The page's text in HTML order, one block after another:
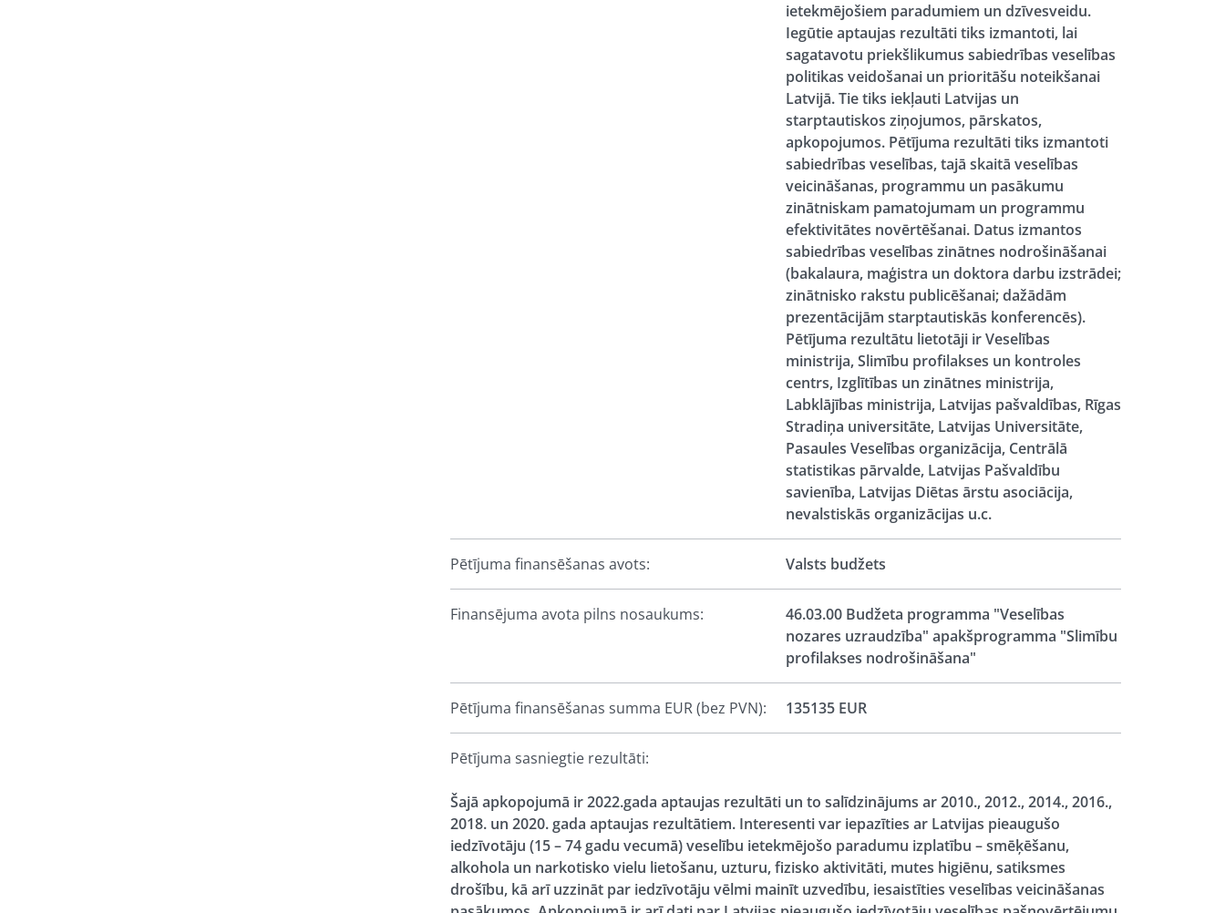
ietekmējošiem paradumiem un dzīvesveidu.
Iegūtie aptaujas rezultāti tiks izmantoti, lai
sagatavotu priekšlikumus sabiedrības veselības
politikas veidošanai un prioritāšu noteikšanai
Latvijā. Tie tiks iekļauti Latvijas un
starptautiskos ziņojumos, pārskatos,
apkopojumos. Pētījuma rezultāti tiks izmantoti
sabiedrības veselības, tajā skaitā veselības
veicināšanas, programmu un pasākumu
zinātniskam pamatojumam un programmu
efektivitātes novērtēšanai. Datus izmantos
sabiedrības veselības zinātnes nodrošināšanai
(bakalaura, maģistra un doktora darbu izstrādei;
zinātnisko rakstu publicēšanai; dažādām
prezentācijām starptautiskās konferencēs).
Pētījuma rezultātu lietotāji ir Veselības
ministrija, Slimību profilakses un kontroles
centrs, Izglītības un zinātnes ministrija,
Labklājības ministrija, Latvijas pašvaldības, Rīgas
Stradiņa universitāte, Latvijas Universitāte,
Pasaules Veselības organizācija, Centrālā
statistikas pārvalde, Latvijas Pašvaldību
savienība, Latvijas Diētas ārstu asociācija,
nevalstiskās organizācijas u.c.
Pētījuma finansēšanas avots: Valsts budžets
Finansējuma avota pilns nosaukums:
46.03.00 Budžeta programma "Veselības
nozares uzraudzība" apakšprogramma "Slimību
profilakses nodrošināšana"
Pētījuma finansēšanas summa EUR (bez PVN): 135135 EUR
Pētījuma sasniegtie rezultāti:
Šajā apkopojumā ir 2022.gada aptaujas rezultāti un to salīdzinājums ar 2010., 2012., 2014., 2016.,
2018. un 2020. gada aptaujas rezultātiem. Interesenti var iepazīties ar Latvijas pieaugušo
iedzīvotāju (15 – 74 gadu vecumā) veselību ietekmējošo paradumu izplatību – smēķēšanu,
alkohola un narkotisko vielu lietošanu, uzturu, fizisko aktivitāti, mutes higiēnu, satiksmes
drošību, kā arī uzzināt par iedzīvotāju vēlmi mainīt uzvedību, iesaistīties veselības veicināšanas